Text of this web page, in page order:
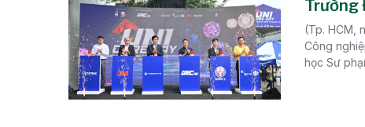
Trường
(Tp. HCM,
Công
học Sư